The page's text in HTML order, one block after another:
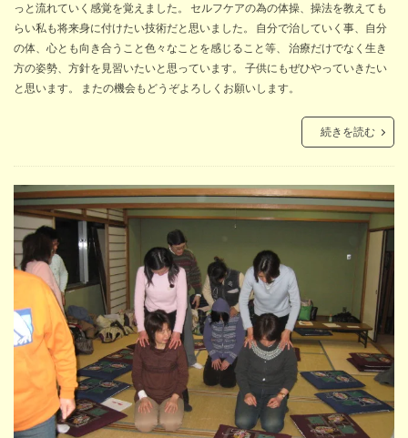
っと流れていく感覚を覚えました。 セルフケアの為の体操、操法を教えても
らい私も将来身に付けたい技術だと思いました。 自分で治していく事、自分
の体、心とも向き合うこと色々なことを感じること等、 治療だけでなく生き
方の姿勢、方針を見習いたいと思っています。 子供にもぜひやっていきたい
と思います。 またの機会もどうぞよろしくお願いします。
続きを読む